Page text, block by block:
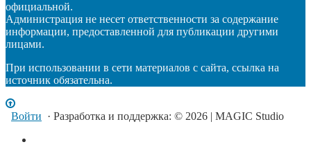
официальной.
Администрация не несет ответственности за содержание
информации, предоставленной для публикации другими
лицами.
При использовании в сети материалов с сайта, ссылка на
источник обязательна.
Войти · Разработка и поддержка: © 2026 | MAGIC Studio